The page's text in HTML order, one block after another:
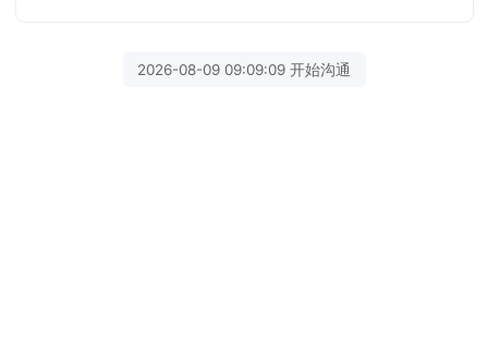
2026-08-09 09:09:09 开始沟通